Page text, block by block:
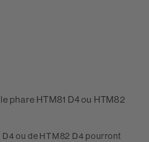
phare HTM81 D4 ou HTM82
ou de HTM82 D4 pourront